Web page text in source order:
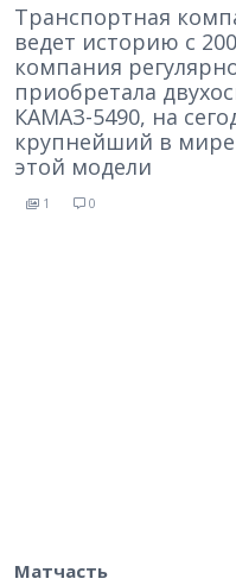
Транспортная
ведет историю с
компания
приобретала
КАМАЗ-5490, на
крупнейший в
этой модели
1 0
Матчасть